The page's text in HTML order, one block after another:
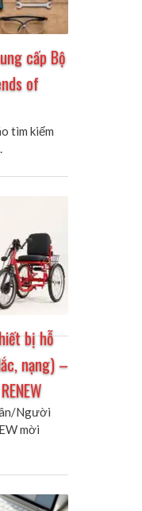
cấp Bộ
of
tìm kiếm
bị hỗ
nạng) –
Người
mời